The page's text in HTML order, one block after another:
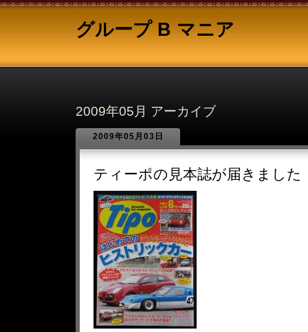
グループ B マニア
2009年05月 アーカイブ
2009年05月03日
ティーポの見本誌が届きました